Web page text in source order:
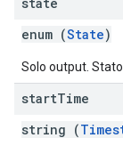
enum (State)
Solo output.
startTime
string (